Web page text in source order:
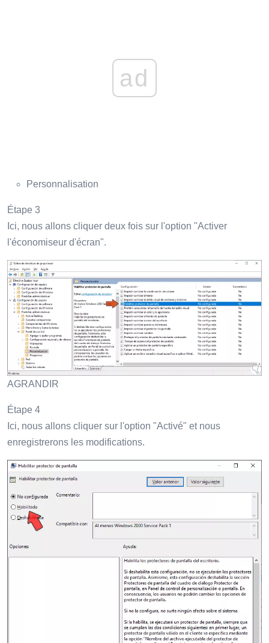
ad
Personnalisation
Étape 3
Ici, nous allons cliquer deux fois sur l'option "Activer
l'économiseur d'écran".
AGRANDIR
Étape 4
Ici, nous allons cliquer sur l'option "Activé" et nous
enregistrerons les modifications.